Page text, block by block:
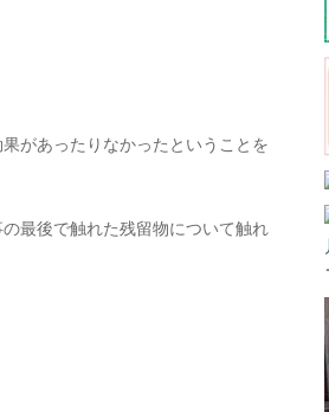
があったりなかったということを
最後で触れた残留物について触れ